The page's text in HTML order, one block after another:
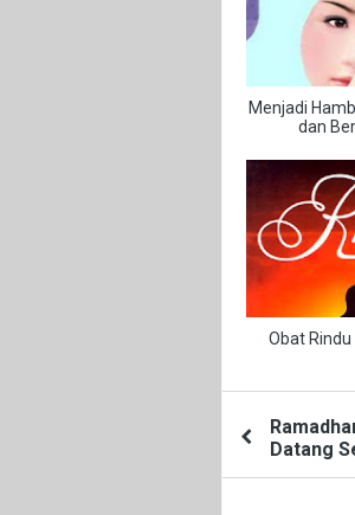
Menjadi
dan
Obat
Datang